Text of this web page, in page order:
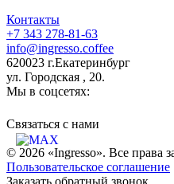
Контакты
+7 343 278-81-63
info@ingresso.coffee
620023 г.Екатеринбург
ул. Городская , 20.
Мы в соцсетях:
Связаться c нами
© 2026 «Ingresso». Все права
Пользовательское соглашение